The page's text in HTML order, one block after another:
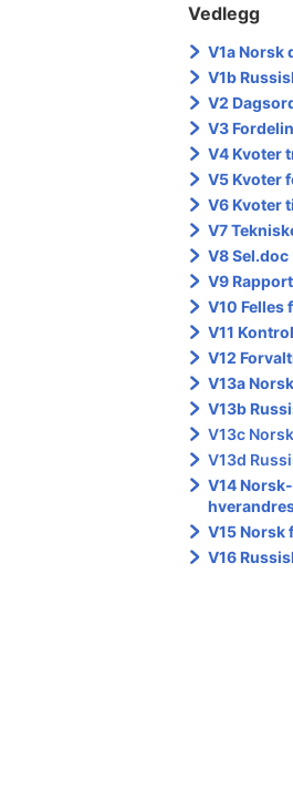
Vedlegg
V1a Norsk
V1b
V2
V3
V4 Kvoter
V5 Kvoter
V6 Kvoter
V7
V8 Sel.doc
V9
V10
V11
V12
V13a
V13b
V13c
V13d
V14
V15 Norsk
V16